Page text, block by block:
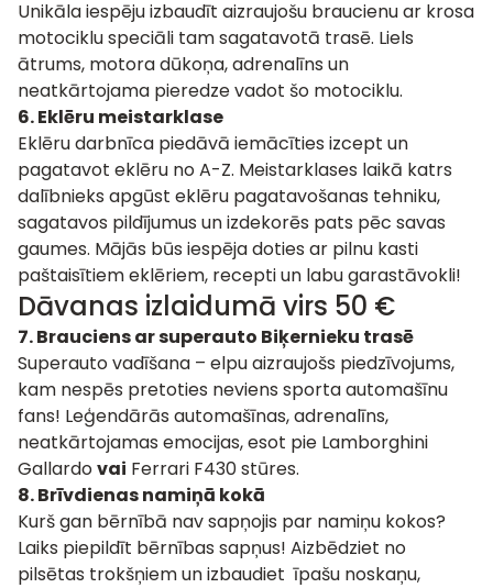
Unikāla iespēju izbaudīt aizraujošu braucienu ar krosa
motocikluspeciāli tam sagatavotā trasē. Liels
ātrums, motora dūkoņa, adrenalīns un
neatkārtojama pieredze vadot šo motociklu.
6.Eklēru meistarklase
Eklēru darbnīca piedāvā iemācīties izcept un
pagatavot eklēru no A-Z. Meistarklases laikā katrs
dalībnieks apgūst eklēru pagatavošanas tehniku,
sagatavos pildījumus un izdekorēs pats pēc savas
gaumes. Mājās būs iespēja doties ar pilnu kasti
paštaisītiem eklēriem, recepti un labu garastāvokli!
Dāvanas izlaidumā virs 50 €
7.Brauciens ar superauto Biķernieku trasē
Superauto vadīšana – elpu aizraujošs piedzīvojums,
kam nespēs pretoties neviens sporta automašīnu
fans! Leģendārās automašīnas, adrenalīns,
neatkārtojamas emocijas, esot pie Lamborghini
Gallardovai Ferrari F430 stūres.
8.Brīvdienas namiņā kokā
Kurš gan bērnībā nav sapņojis par namiņu kokos?
Laiks piepildīt bērnības sapņus! Aizbēdziet no
pilsētas trokšņiem un izbaudiet īpašu noskaņu,